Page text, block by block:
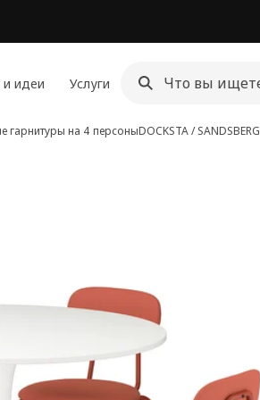
идеи Услуги
гарнитуры на 4 персоныDOCKSTA / SANDSBERG